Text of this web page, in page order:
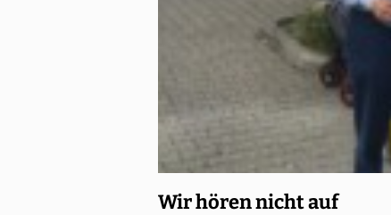
Wir hören nicht auf